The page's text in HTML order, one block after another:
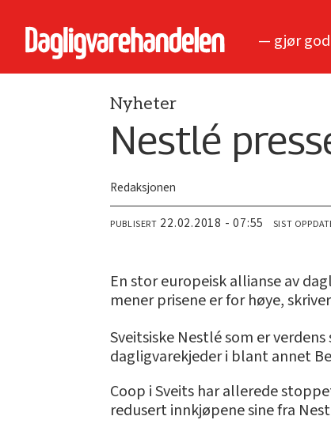
— gjør
Nyheter
Nestlé
Redaksjonen
PUBLISERT 22.02.2018 - 07:55 SIST
En stor europeisk allianse av
mener prisene er for høye, skriver
Sveitsiske Nestlé som er
dagligvarekjeder i blant annet
Coop i Sveits har allerede
redusert innkjøpene sine fra